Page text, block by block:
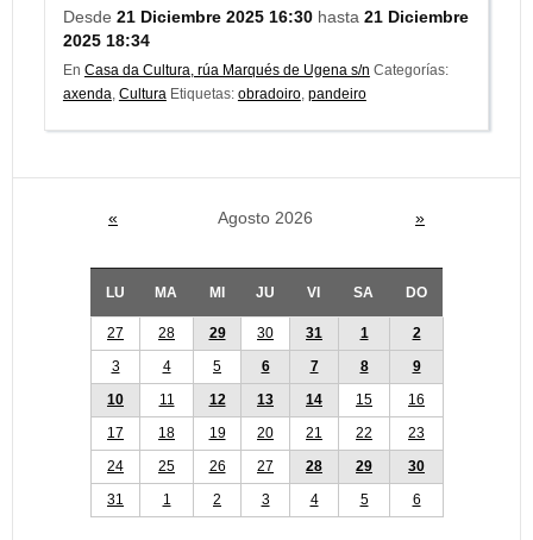
Desde 21 Diciembre 2025 16:30 hasta 21 Diciembre
2025 18:34
En Casa da Cultura, rúa Marqués de Ugena s/n Categorías:
axenda, Cultura Etiquetas: obradoiro, pandeiro
« Agosto 2026 »
LU MA MI JU VI SA DO
27 28 29 30 31 1
2
3
4 5 6 7 8
9
10
11 12 13 14 15
16
17
18 19 20 21 22
23
24
25 26 27 28 29
30
31
1 2 3 4 5 6